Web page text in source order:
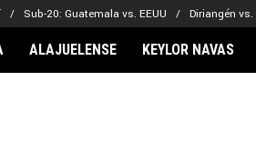
Sub-20: Guatemala vs. EEUU Diriangén
ALAJUELENSE KEYLOR NAVAS